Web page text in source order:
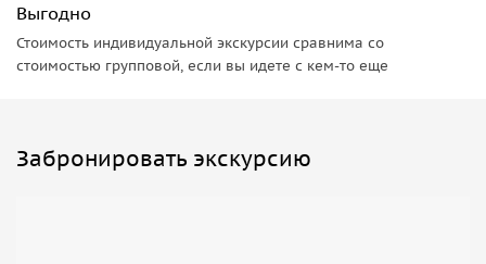
задумывали и воспринимали современники царя.
Выгодно
Стоимость индивидуальной экскурсии сравнима со
стоимостью групповой, если вы идете с кем-то еще
Забронировать экскурсию